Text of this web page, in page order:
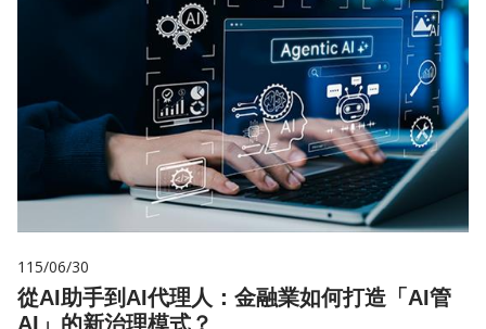
115/06/30
從AI助手到AI代理人：金融業如何打造「AI管
AI」的新治理模式？